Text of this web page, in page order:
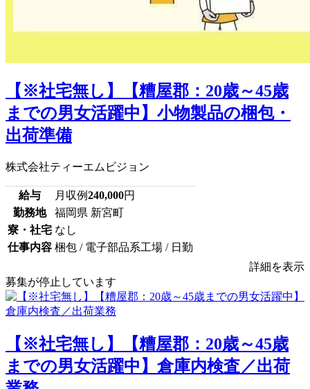
【※社宅無し】【糟屋郡：20歳～45歳
までの男女活躍中】小物製品の梱包・
出荷準備
株式会社ティーエムビジョン
給与 月収例240,000円
勤務地
福岡県 新宮町
寮・社宅 なし
仕事内容 梱包 / 電子部品系工場 / 日勤
詳細を表示
募集が停止しています
【※社宅無し】【糟屋郡：20歳～45歳
までの男女活躍中】倉庫内検査／出荷